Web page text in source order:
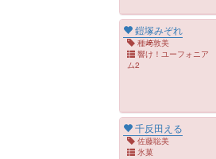
鎧塚みぞれ
種﨑敦美
響け！ユーフォニア
ム2
千反田える
佐藤聡美
氷菓